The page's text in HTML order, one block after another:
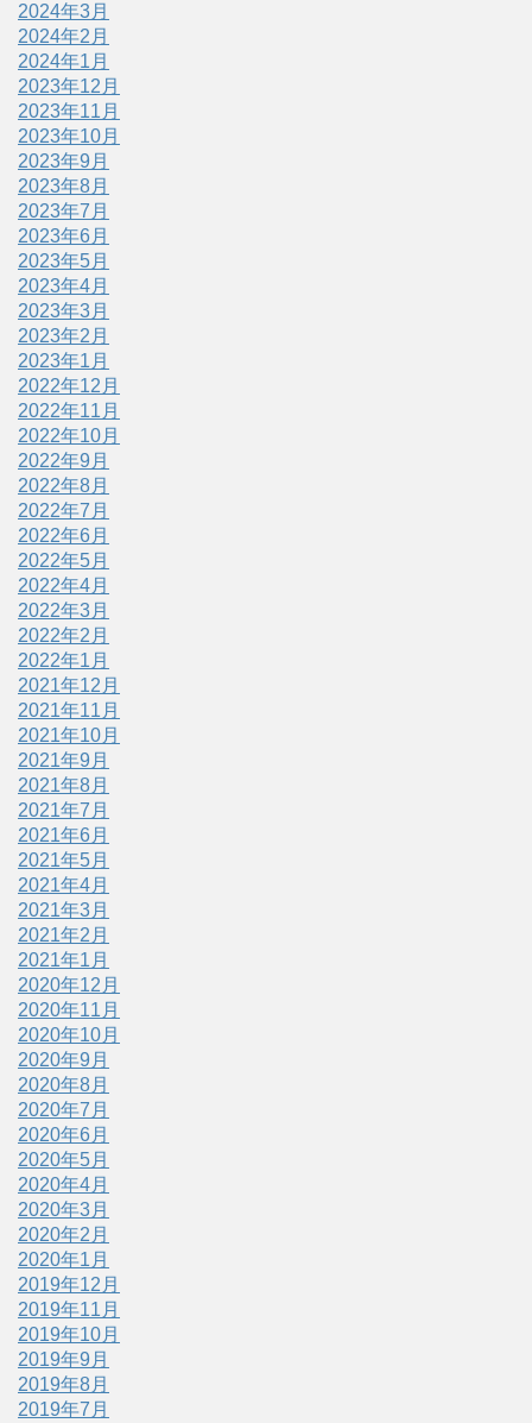
2024年3月
2024年2月
2024年1月
2023年12月
2023年11月
2023年10月
2023年9月
2023年8月
2023年7月
2023年6月
2023年5月
2023年4月
2023年3月
2023年2月
2023年1月
2022年12月
2022年11月
2022年10月
2022年9月
2022年8月
2022年7月
2022年6月
2022年5月
2022年4月
2022年3月
2022年2月
2022年1月
2021年12月
2021年11月
2021年10月
2021年9月
2021年8月
2021年7月
2021年6月
2021年5月
2021年4月
2021年3月
2021年2月
2021年1月
2020年12月
2020年11月
2020年10月
2020年9月
2020年8月
2020年7月
2020年6月
2020年5月
2020年4月
2020年3月
2020年2月
2020年1月
2019年12月
2019年11月
2019年10月
2019年9月
2019年8月
2019年7月